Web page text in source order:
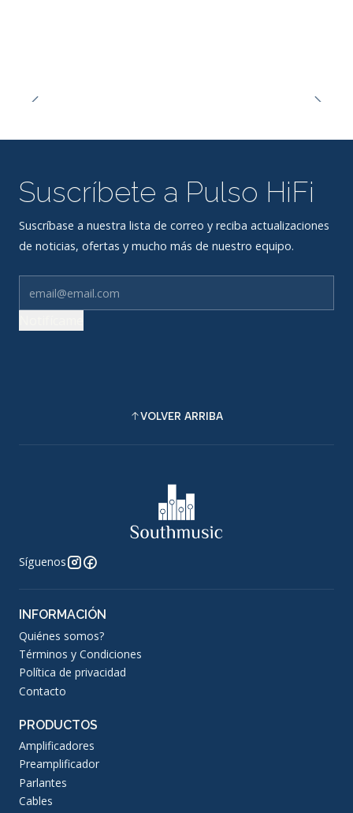
Suscríbete a Pulso HiFi
Suscríbase a nuestra lista de correo y reciba actualizaciones
de noticias, ofertas y mucho más de nuestro equipo.
VOLVER ARRIBA
Síguenos
INFORMACIÓN
Quiénes somos?
Términos y Condiciones
Política de privacidad
Contacto
PRODUCTOS
Amplificadores
Preamplificador
Parlantes
Cables